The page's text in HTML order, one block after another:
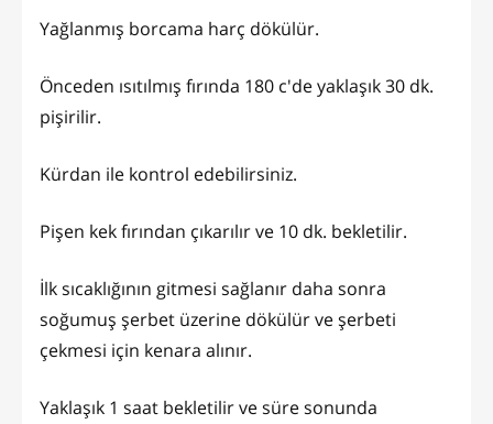
Yağlanmış borcama harç dökülür.
Önceden ısıtılmış fırında 180 c'de yaklaşık 30 dk.
pişirilir.
Kürdan ile kontrol edebilirsiniz.
Pişen kek fırından çıkarılır ve 10 dk. bekletilir.
İlk sıcaklığının gitmesi sağlanır daha sonra
soğumuş şerbet üzerine dökülür ve şerbeti
çekmesi için kenara alınır.
Yaklaşık 1 saat bekletilir ve süre sonunda